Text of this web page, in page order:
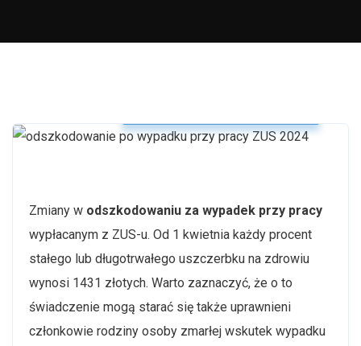
Zmiany w odszkodowaniu za wypadek przy pracy
wypłacanym z ZUS-u. Od 1 kwietnia każdy procent
stałego lub długotrwałego uszczerbku na zdrowiu
wynosi 1431 złotych. Warto zaznaczyć, że o to
świadczenie mogą starać się także uprawnieni
członkowie rodziny osoby zmarłej wskutek wypadku